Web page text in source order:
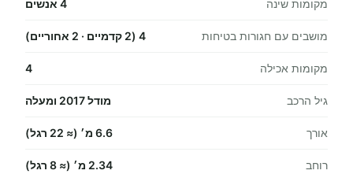
מקומות שינה 4 אנשים
מושבים עם חגורות בטיחות 4 (2 קדמיים · 2 אחוריים)
מקומות אכילה 4
גיל הרכב מודל 2017 ומעלה
אורך 6.6 מ׳ (≈ 22 רגל)
רוחב 2.34 מ׳ (≈ 8 רגל)